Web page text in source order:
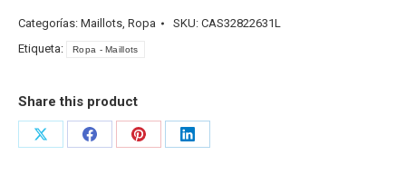
Categorías: Maillots, Ropa SKU: CAS32822631L
Etiqueta:
Ropa - Maillots
Share this product
Share
Share
Share
Share